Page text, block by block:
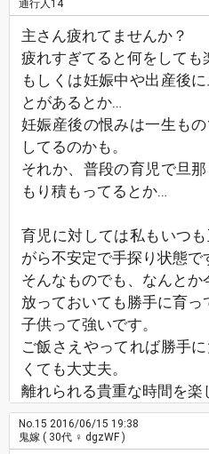
通行人14
主さん疲れてませんか？
疲れすぎてると何をしても
もしくは妊娠中や出産後
とがあるとか…
妊娠産後の恨みは一生も
してるのかも。
それか、普段の育児で旦
もり積もってるとか…
育児に対しては私もいつ
がら不安定で手探り状態で
そんなものでも、なんとか
放っておいても勝手に育っ
子供って強いです。
ご飯さえやってれば勝手
くても大丈夫。
離れられる貴重な時間を楽
No.15 2016/06/15 19:38
鬼嫁 ( 30代 ♀ dgzWF )